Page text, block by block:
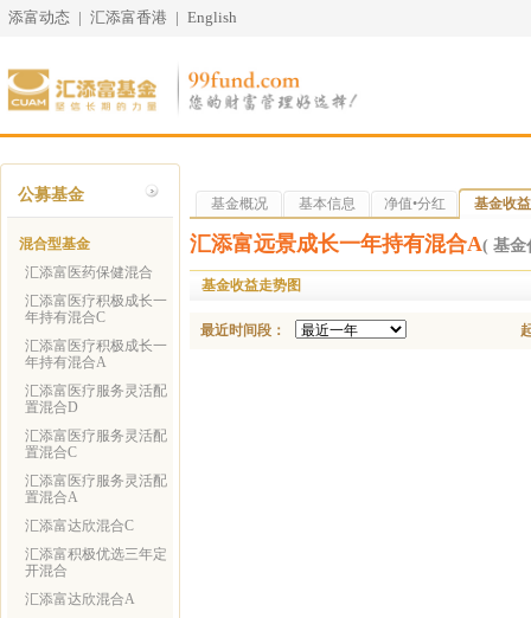
添富动态 | 汇添富香港 | English
公募基金
混合型基金
汇添富医药保健混合
汇添富医疗积极成长一
年持有混合C
汇添富医疗积极成长一
年持有混合A
汇添富医疗服务灵活配
置混合D
汇添富医疗服务灵活配
置混合C
汇添富医疗服务灵活配
置混合A
汇添富达欣混合C
汇添富积极优选三年定
开混合
汇添富达欣混合A
基金概况 基本信息 净值•分红 基金收益
汇添富远景成长一年持有混合A( 基金
基金收益走势图
最近时间段：